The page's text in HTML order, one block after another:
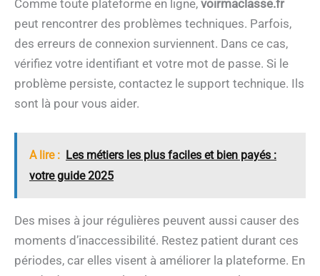
Comme toute plateforme en ligne, voirmaclasse.fr
peut rencontrer des problèmes techniques. Parfois,
des erreurs de connexion surviennent. Dans ce cas,
vérifiez votre identifiant et votre mot de passe. Si le
problème persiste, contactez le support technique. Ils
sont là pour vous aider.
A lire : Les métiers les plus faciles et bien payés :
votre guide 2025
Des mises à jour régulières peuvent aussi causer des
moments d’inaccessibilité. Restez patient durant ces
périodes, car elles visent à améliorer la plateforme. En